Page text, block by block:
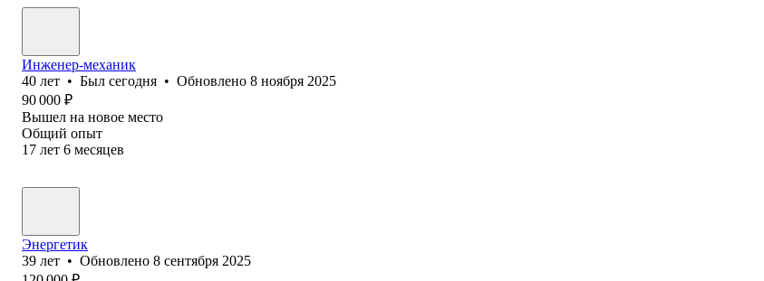
Инженер-механик
40 лет • Был сегодня • Обновлено 8 ноября 2025
90 000 ₽
Вышел на новое место
Общий опыт
17 лет 6 месяцев
Энергетик
39 лет • Обновлено 8 сентября 2025